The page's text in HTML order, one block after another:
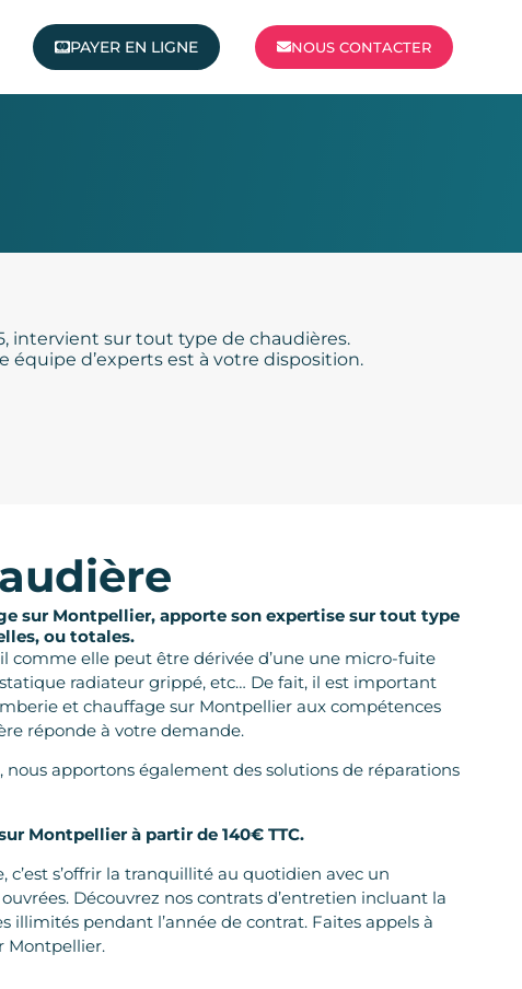
PAYER EN LIGNE NOUS CONTACTER
intervient sur tout type de chaudières.
d’experts est à votre disposition.
sur Montpellier, apporte son expertise sur tout type
ou totales.
comme elle peut être dérivée d’une une micro-fuite
radiateur grippé, etc… De fait, il est important
et chauffage sur Montpellier aux compétences
réponde à votre demande.
apportons également des solutions de réparations
Montpellier à partir de 140€ TTC.
s’offrir la tranquillité au quotidien avec un
Découvrez nos contrats d’entretien incluant la
illimités pendant l’année de contrat. Faites appels à
Montpellier.